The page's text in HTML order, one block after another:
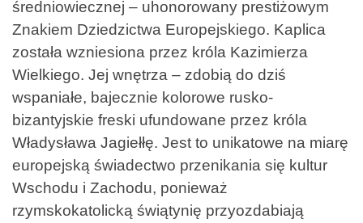
średniowiecznej – uhonorowany prestiżowym
Znakiem Dziedzictwa Europejskiego. Kaplica
została wzniesiona przez króla Kazimierza
Wielkiego. Jej wnętrza – zdobią do dziś
wspaniałe, bajecznie kolorowe rusko-
bizantyjskie freski ufundowane przez króla
Władysława Jagiełłę. Jest to unikatowe na miarę
europejską świadectwo przenikania się kultur
Wschodu i Zachodu, ponieważ
rzymskokatolicką świątynię przyozdabiają